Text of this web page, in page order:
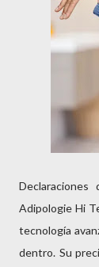
Declaraciones
Adipologie Hi
tecnología
dentro. Su